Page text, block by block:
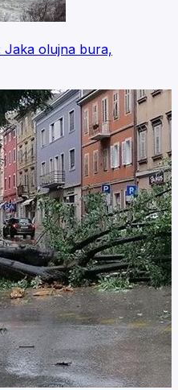
Jaka olujna bura,